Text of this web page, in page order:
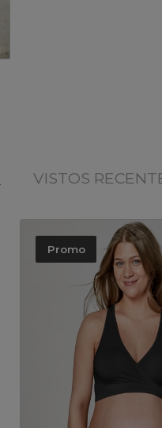
VISTOS
Promo